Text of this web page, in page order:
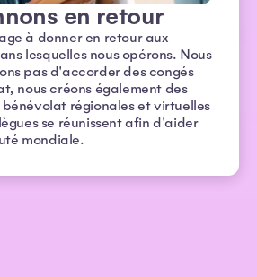
en retour
à donner en retour aux
lesquelles nous opérons. Nous
pas d'accorder des congés
nous créons également des
régionales et virtuelles
se réunissent afin d'aider
mondiale.